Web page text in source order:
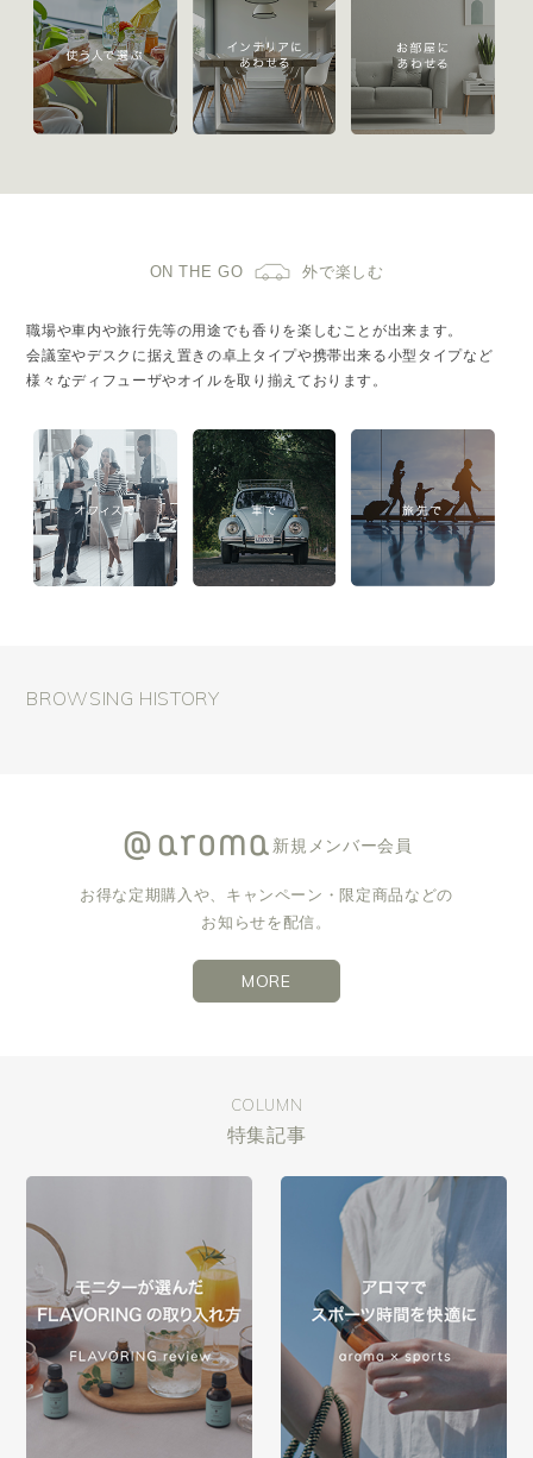
ON THE GO 外で楽しむ
職場や車内や旅行先等の用途でも香りを楽しむことが出来ます。
会議室やデスクに据え置きの卓上タイプや携帯出来る小型タイプなど
様々なディフューザやオイルを取り揃えております。
BROWSING HISTORY
新規メンバー会員
お得な定期購入や、キャンペーン・限定商品などの
お知らせを配信。
MORE
COLUMN
特集記事